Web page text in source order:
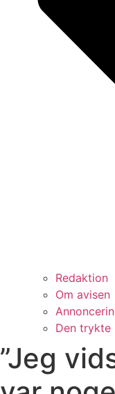
Redaktion
Om avisen
Den trykte
”Jeg